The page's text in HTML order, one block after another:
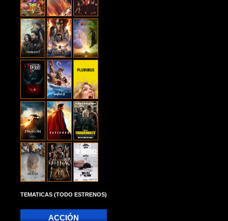
TEMATICAS (TODO ESTRENOS)
ACCIÓN